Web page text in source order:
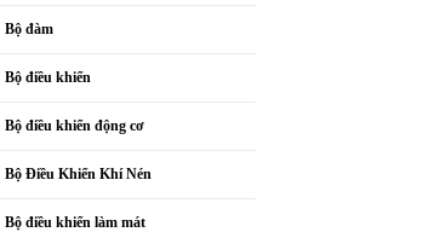
Bộ đàm
Bộ điều khiển
Bộ điều khiển động cơ
Bộ Điều Khiển Khí Nén
Bộ điều khiển làm mát